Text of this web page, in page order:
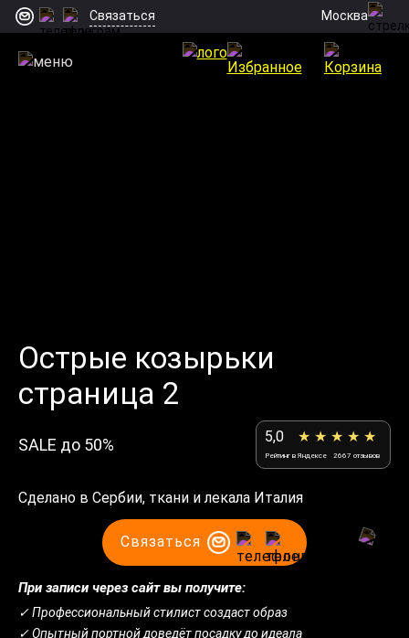
Связаться Москва
Острые козырьки
страница 2
SALE до 50% 5,0 ★ ★ ★ ★ ★
Рейтинг в Яндексе 2667 отзывов
Сделано в Сербии, ткани и лекала Италия
Связаться
При записи через сайт вы получите:
✓ Профессиональный стилист создаст образ
✓ Опытный портной доведёт посадку до идеала